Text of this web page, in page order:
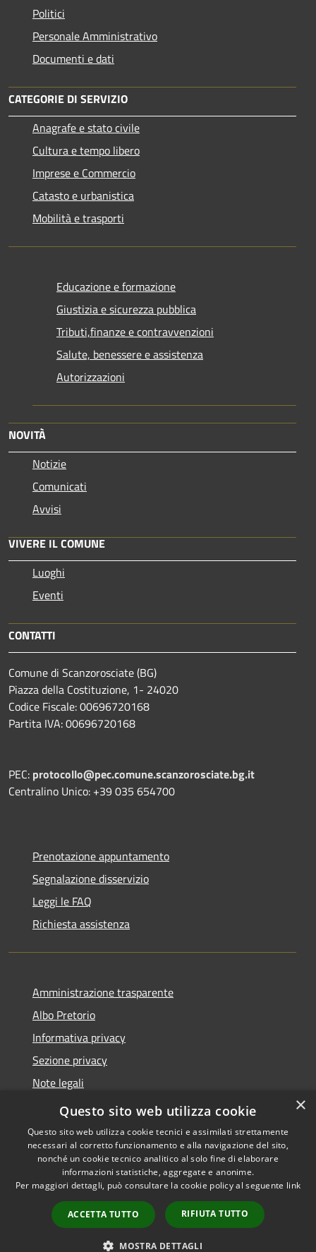
Politici
Personale Amministrativo
Documenti e dati
CATEGORIE DI SERVIZIO
Anagrafe e stato civile
Cultura e tempo libero
Imprese e Commercio
Catasto e urbanistica
Mobilità e trasporti
Educazione e formazione
Giustizia e sicurezza pubblica
Tributi,finanze e contravvenzioni
Salute, benessere e assistenza
Autorizzazioni
NOVITÀ
Notizie
Comunicati
Avvisi
VIVERE IL COMUNE
Luoghi
Eventi
CONTATTI
Comune di Scanzorosciate (BG)
Piazza della Costituzione, 1- 24020
Codice Fiscale: 00696720168
Partita IVA: 00696720168
PEC: protocollo@pec.comune.scanzorosciate.bg.it
Centralino Unico: +39 035 654700
Prenotazione appuntamento
Segnalazione disservizio
Leggi le FAQ
Richiesta assistenza
Amministrazione trasparente
Albo Pretorio
Informativa privacy
Sezione privacy
Note legali
Dichiarazione di accessibilità
Accessibilità
Copyright © 2026 • Comune di
Scanzorosciate • Powered by
Municipium•
Accesso
redazione
×
Questo sito web utilizza cookie
Questo sito web utilizza cookie tecnici e assimilati strettamente
necessari al corretto funzionamento e alla navigazione del sito,
nonché un cookie tecnico analitico al solo fine di elaborare
informazioni statistiche, aggregate e anonime.
Per maggiori dettagli, può consultare la cookie policy al seguente link
ACCETTA TUTTO RIFIUTA TUTTO
MOSTRA DETTAGLI